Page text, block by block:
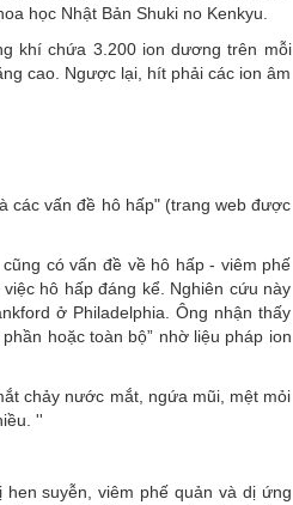
học Nhật Bản Shuki no Kenkyu.
khí chứa 3.200 ion dương trên mỗi
cao. Ngược lại, hít phải các ion âm
các vấn đề hô hấp" (trang web được
có vấn đề về hô hấp - viêm phế
hô hấp đáng kể. Nghiên cứu này
ở Philadelphia. Ông nhận thấy
hoặc toàn bộ” nhờ liệu pháp ion
chảy nước mắt, ngứa mũi, mệt mỏi
''
suyễn, viêm phế quản và dị ứng